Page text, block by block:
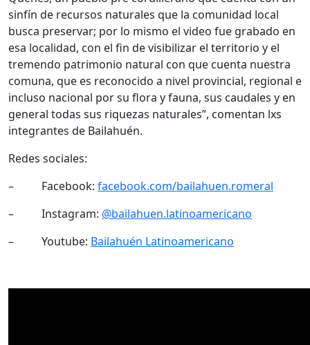
sinfín de recursos naturales que la comunidad local
busca preservar; por lo mismo el video fue grabado en
esa localidad, con el fin de visibilizar el territorio y el
tremendo patrimonio natural con que cuenta nuestra
comuna, que es reconocido a nivel provincial, regional e
incluso nacional por su flora y fauna, sus caudales y en
general todas sus riquezas naturales”, comentan lxs
integrantes de Bailahuén.
Redes sociales:
– Facebook: facebook.com/bailahuen.romeral
– Instagram: @bailahuen.latinoamericano
– Youtube: Bailahuén Latinoamericano